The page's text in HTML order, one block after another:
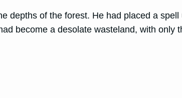
depths of the forest. He had placed a
become a desolate wasteland, with only